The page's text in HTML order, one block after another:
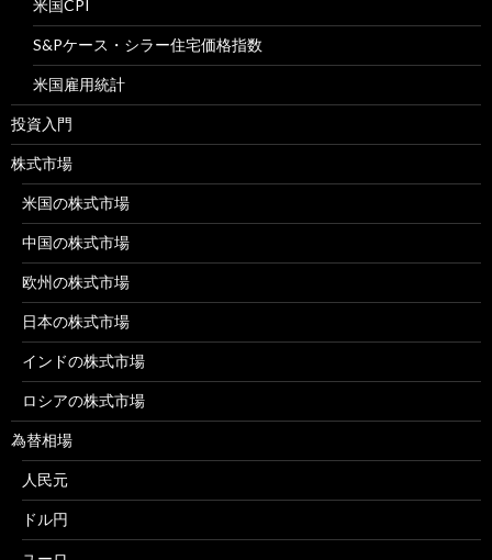
米国CPI
S&Pケース・シラー住宅価格指数
米国雇用統計
投資入門
株式市場
米国の株式市場
中国の株式市場
欧州の株式市場
日本の株式市場
インドの株式市場
ロシアの株式市場
為替相場
人民元
ドル円